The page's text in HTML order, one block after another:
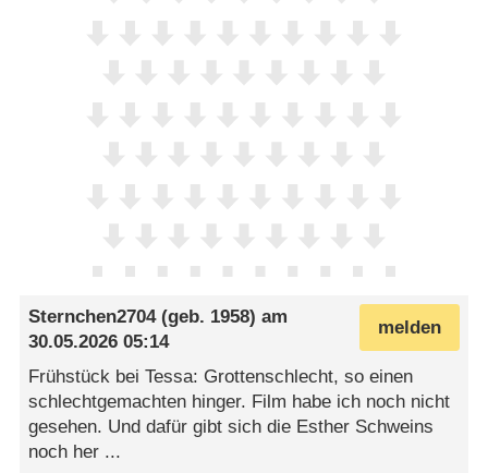
melden
Sternchen2704(geb. 1958) am
30.05.2026 05:14
Frühstück bei Tessa: Grottenschlecht, so einen
schlechtgemachten hinger. Film habe ich noch nicht
gesehen. Und dafür gibt sich die Esther Schweins
noch her ...